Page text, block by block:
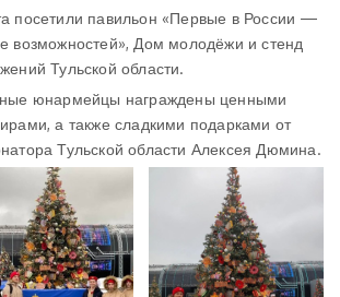
посетили павильон «Первые в России —
возможностей», Дом молодёжи и стенд
Тульской области.
юнармейцы награждены ценными
а также сладкими подарками от
Тульской области Алексея Дюмина.